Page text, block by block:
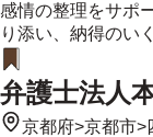
感情の整理をサポ
り添い、納得のい
弁護士法人
京都府>京都市>